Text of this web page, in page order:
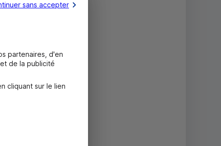
sans accepter
partenaires, d'en
de la publicité
cliquant sur le lien